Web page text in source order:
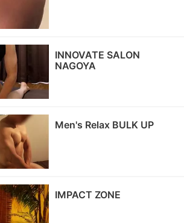
INNOVATE SALON
NAGOYA
Men's Relax BULK UP
IMPACT ZONE